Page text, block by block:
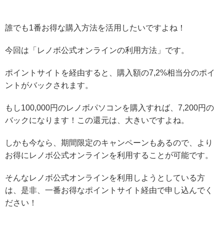
誰でも1番お得な購入方法を活用したいですよね！
今回は「レノボ公式オンラインの利用方法」です。
ポイントサイトを経由すると、購入額の7,2%相当分のポイ
ントがバックされます。
もし100,000円のレノボパソコンを購入すれば、7,200円の
バックになります！この還元は、大きいですよね。
しかも今なら、期間限定のキャンペーンもあるので、より
お得にレノボ公式オンラインを利用することが可能です。
そんなレノボ公式オンラインを利用しようとしている方
は、是非、一番お得なポイントサイト経由で申し込んでく
ださい！